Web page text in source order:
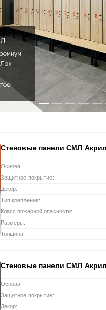
Стеновые панели СМЛ
Основа:
Защитное покрытие:
Декор:
Тип крепления:
Класс пожарной опасности:
Размеры:
Толщина:
Стеновые панели СМЛ
Основа:
Защитное покрытие:
Декор: